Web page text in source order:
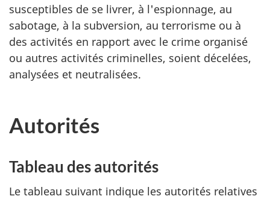
susceptibles de se livrer, à l'espionnage, au
sabotage, à la subversion, au terrorisme ou à
des activités en rapport avec le crime organisé
ou autres activités criminelles, soient décelées,
analysées et neutralisées.
Autorités
Tableau des autorités
Le tableau suivant indique les autorités relatives